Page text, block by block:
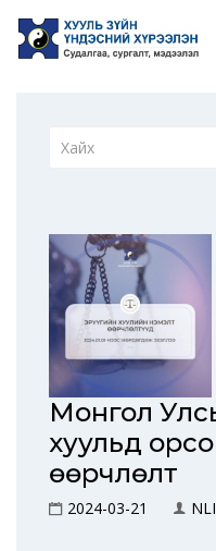
Монгол
хуульд
өөрчлөлт
2024-03-21 NLI